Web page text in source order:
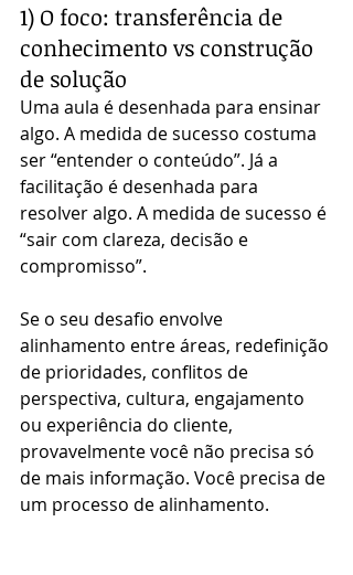
1) O foco: transferência de
conhecimento vs construção
de solução
Uma aula é desenhada para ensinar
algo. A medida de sucesso costuma
ser “entender o conteúdo”. Já a
facilitação é desenhada para
resolver algo. A medida de sucesso é
“sair com clareza, decisão e
compromisso”.
Se o seu desafio envolve
alinhamento entre áreas, redefinição
de prioridades, conflitos de
perspectiva, cultura, engajamento
ou experiência do cliente,
provavelmente você não precisa só
de mais informação. Você precisa de
um processo de alinhamento.